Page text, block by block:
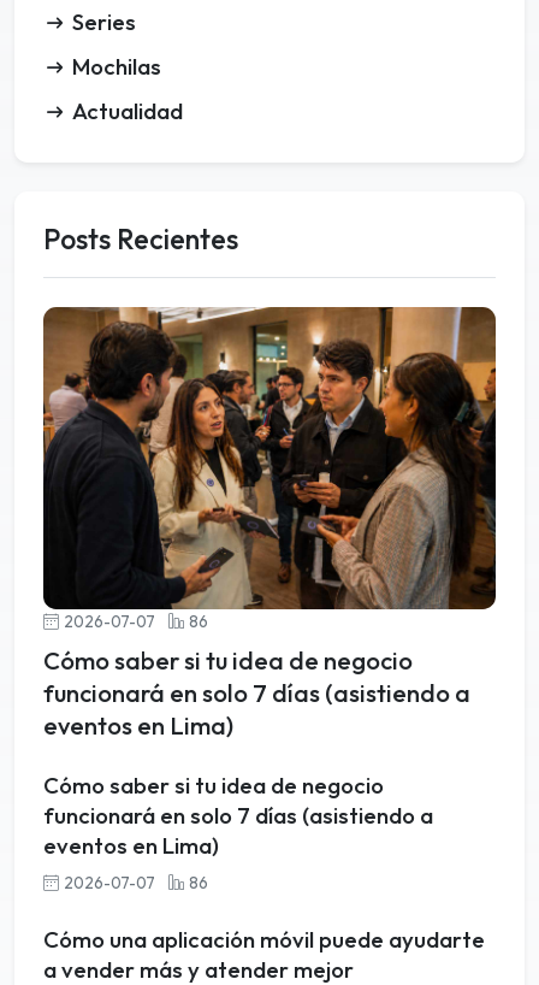
Series
Mochilas
Actualidad
Posts Recientes
2026-07-07 86
Cómo saber si tu idea de negocio
funcionará en solo 7 días (asistiendo a
eventos en Lima)
Cómo saber si tu idea de negocio
funcionará en solo 7 días (asistiendo a
eventos en Lima)
2026-07-07 86
Cómo una aplicación móvil puede ayudarte
a vender más y atender mejor